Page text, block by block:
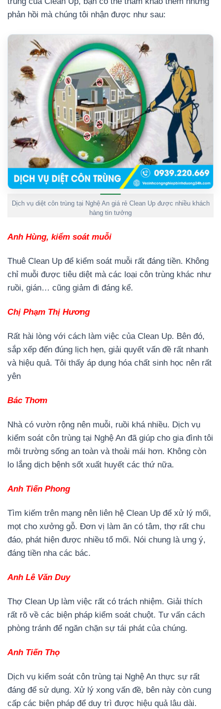
phản hồi mà chúng tôi nhận được như sau:
Dịch vụ diệt côn trùng tại Nghệ An giá rẻ Clean Up được nhiều khách
hàng tin tưởng
Anh Hùng, kiểm soát muỗi
Thuê Clean Up để kiểm soát muỗi rất đáng tiền. Không
chỉ muỗi được tiêu diệt mà các loại côn trùng khác như
ruồi, gián… cũng giảm đi đáng kể.
Chị Phạm Thị Hương
Rất hài lòng với cách làm việc của Clean Up. Bên đó,
sắp xếp đến đúng lịch hẹn, giải quyết vấn đề rất nhanh
và hiệu quả. Tôi thấy áp dụng hóa chất sinh học nên rất
yên
Bác Thơm
Nhà có vườn rộng nên muỗi, ruồi khá nhiều. Dịch vụ
kiểm soát côn trùng tại Nghệ An đã giúp cho gia đình tôi
môi trường sống an toàn và thoải mái hơn. Không còn
lo lắng dịch bệnh sốt xuất huyết các thứ nữa.
Anh Tiến Phong
Tìm kiếm trên mạng nên liên hệ Clean Up để xử lý mối,
mọt cho xưởng gỗ. Đơn vị làm ăn có tâm, thợ rất chu
đáo, phát hiện được nhiều tổ mối. Nói chung là ưng ý,
đáng tiền nha các bác.
Anh Lê Văn Duy
Thợ Clean Up làm việc rất có trách nhiệm. Giải thích
rất rõ về các biện pháp kiểm soát chuột. Tư vấn cách
phòng tránh để ngăn chặn sự tái phát của chúng.
Anh Tiến Thọ
Dịch vụ kiểm soát côn trùng tại Nghệ An thực sự rất
đáng để sử dụng. Xử lý xong vấn đề, bên này còn cung
cấp các biện pháp để duy trì được hiệu quả lâu dài.